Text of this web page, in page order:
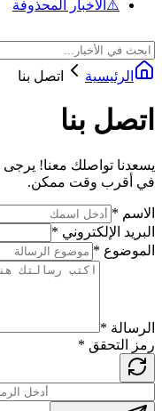
⚠️ الأخبار المحذوفة
الرئيسية اتصل بنا
اتصل بنا
يسعدنا تواصلك معنا! يرجى
في أقرب وقت ممكن.
الاسم *
البريد الإلكتروني *
الموضوع *
الرسالة *
رمز التحقق *